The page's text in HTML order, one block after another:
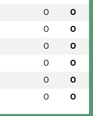
0 0
0 0
0 0
0 0
0 0
0 0